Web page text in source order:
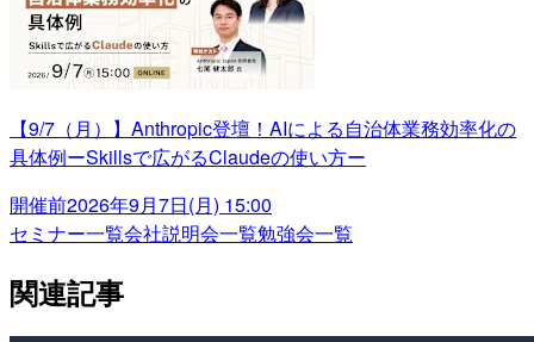
【9/7（月）】Anthropic登壇！AIによる自治体業務効率化の
具体例ーSkillsで広がるClaudeの使い方ー
開催前2026年9月7日(月) 15:00
セミナー一覧会社説明会一覧勉強会一覧
関連記事